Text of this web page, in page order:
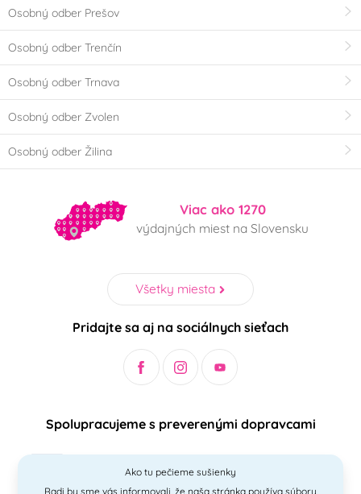
Osobný odber Prešov
Osobný odber Trenčín
Osobný odber Trnava
Osobný odber Zvolen
Osobný odber Žilina
Viac ako 1270
výdajných miest na Slovensku
Všetky miesta
Pridajte sa aj na sociálnych sieťach
Spolupracujeme s preverenými dopravcami
Ako tu pečieme sušienky
Radi by sme vás informovali, že naša stránka používa súbory